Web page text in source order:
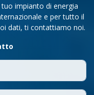
impianto di energia
e per tutto il
dati, ti contattiamo noi.